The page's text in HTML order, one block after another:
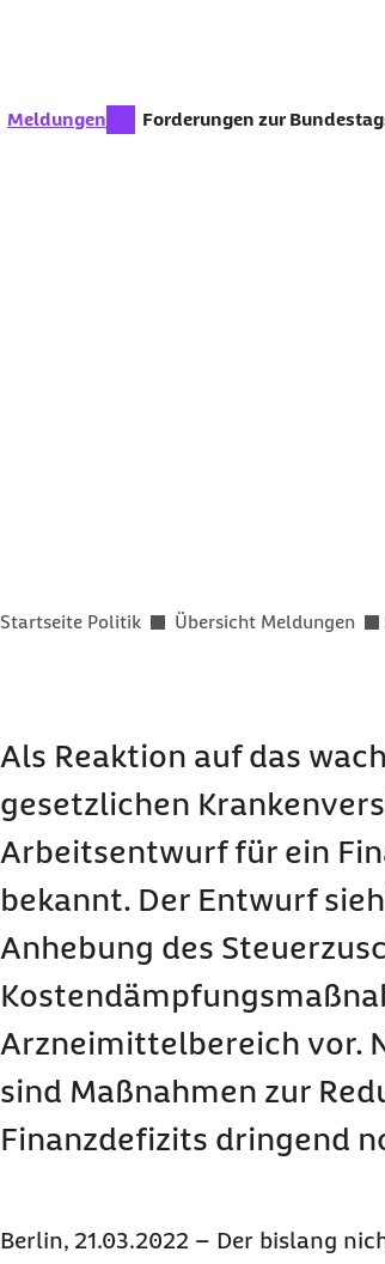
zur Zeit aktiv:
Meldungen Forderungen zur
Sie befinden sich hier:
Startseite Politik Übersicht Meldungen
Als Reaktion auf das
gesetzlichen
Arbeitsentwurf für ein
bekannt. Der Entwurf
Anhebung des
Arzneimittelbereich vor.
sind Maßnahmen zur
Finanzdefizits dringend
Berlin, 21.03.2022 – Der bislang